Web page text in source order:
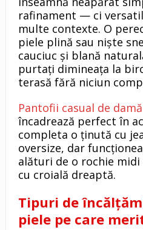
rafinament — ci
multe contexte. O
piele plină sau niște
cauciuc și blană
purtați dimineața la
terasă fără niciun
Pantofii casual de
încadrează perfect în
completa o ținută cu
oversize, dar
alături de o rochie
cu croială dreaptă.
Tipuri de
piele pe care